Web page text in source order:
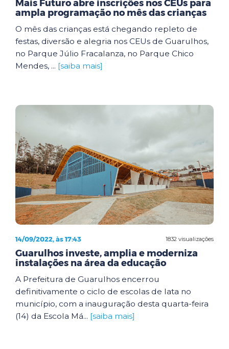
Mais Futuro abre inscrições nos CEUs para
ampla programação no mês das crianças
O mês das crianças está chegando repleto de
festas, diversão e alegria nos CEUs de Guarulhos,
no Parque Júlio Fracalanza, no Parque Chico
Mendes, ... [saiba mais]
1832 visualizações
14/09/2022, às 17:43
Guarulhos investe, amplia e moderniza
instalações na área da educação
A Prefeitura de Guarulhos encerrou
definitivamente o ciclo de escolas de lata no
município, com a inauguração desta quarta-feira
(14) da Escola Má... [saiba mais]